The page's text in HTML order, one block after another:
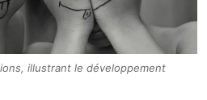
illustrant le développement